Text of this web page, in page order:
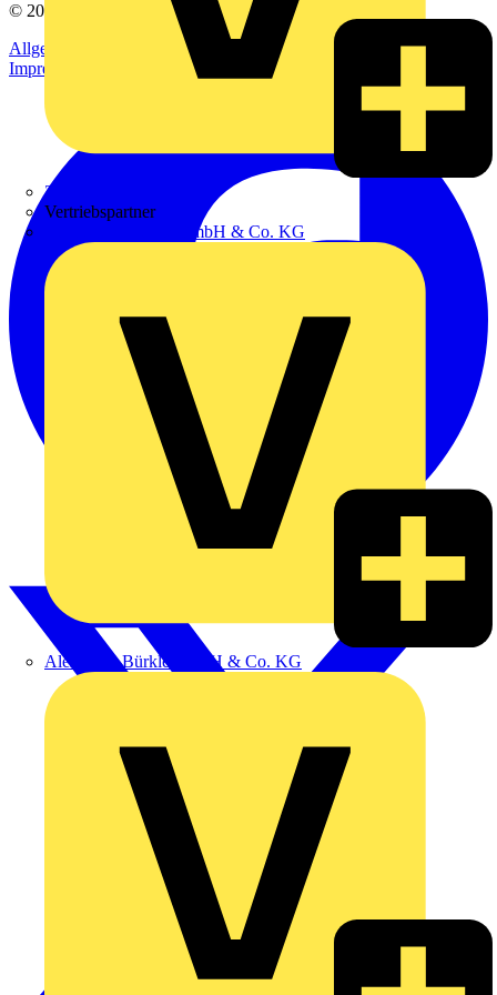
Zumtobel
Vertriebspartner
Adalbert Zajadacz GmbH & Co. KG
Alexander Bürkle GmbH & Co. KG
© 2002-
Voltimum
Allgemeine Geschäftsbedingungen
Datenschutzerklärung
Impressum